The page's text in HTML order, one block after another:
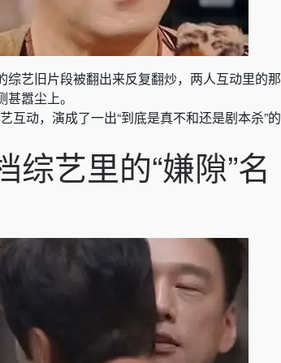
综艺旧片段被翻出来反复翻炒，两人互动里的那
嚣尘上。
动，演成了一出“到底是真不和还是剧本杀”的
艺里的“嫌隙”名